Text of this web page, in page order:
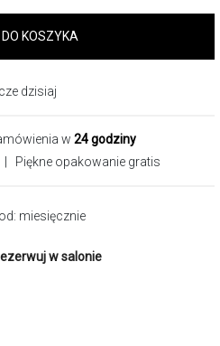
KOSZYKA
dzisiaj
w 24 godziny
| Piękne opakowanie gratis
miesięcznie
w salonie